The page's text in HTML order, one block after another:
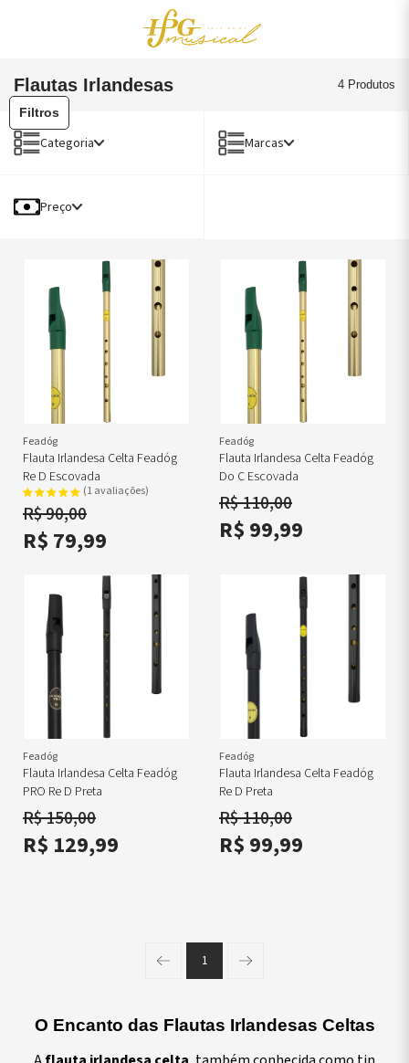
Acessórios OUTLET
Filtros
Flautas Irlandesas 4 Produtos
Categoria Marcas
Preço
Feadóg
Flauta Irlandesa Celta Feadóg
Re D Escovada
(1 avaliações)
R$ 90,00
R$ 79,99
Feadóg
Flauta Irlandesa Celta Feadóg
Do C Escovada
R$ 110,00
R$ 99,99
Feadóg
Flauta Irlandesa Celta Feadóg
PRO Re D Preta
R$ 150,00
R$ 129,99
Feadóg
Flauta Irlandesa Celta Feadóg
Re D Preta
R$ 110,00
R$ 99,99
Página anterior
1 Próxima página
O Encanto das Flautas Irlandesas Celtas